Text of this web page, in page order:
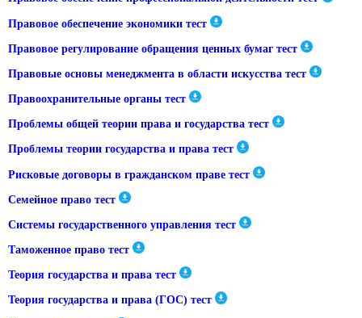
Правовое обеспечение экономики тест
Правовое регулирование обращения ценных бумаг тест
Правовые основы менеджмента в области искусства тест
Правоохранительные органы тест
Проблемы общей теории права и государства тест
Проблемы теории государства и права тест
Рисковые договоры в гражданском праве тест
Семейное право тест
Системы государственного управления тест
Таможенное право тест
Теория государства и права тест
Теория государства и права (ГОС) тест